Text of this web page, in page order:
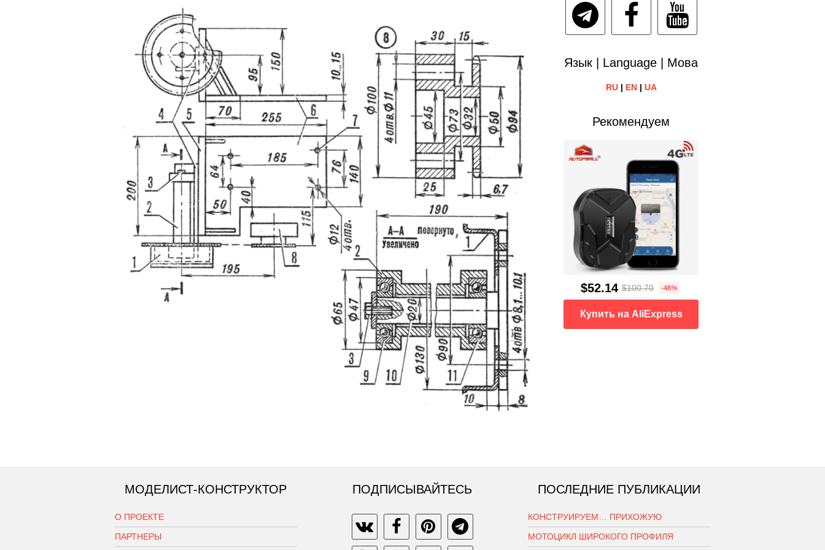
Язык | Language | Мова
RU| EN| UA
Рекомендуем
$52.14 $100.70 -48%
Купить на AliExpress
МОДЕЛИСТ-КОНСТРУКТОР
О ПРОЕКТЕ
ПАРТНЕРЫ
ПОДПИСЫВАЙТЕСЬ ПОСЛЕДНИЕ ПУБЛИКАЦИИ
КОНСТРУИРУЕМ… ПРИХОЖУЮ
МОТОЦИКЛ ШИРОКОГО ПРОФИЛЯ